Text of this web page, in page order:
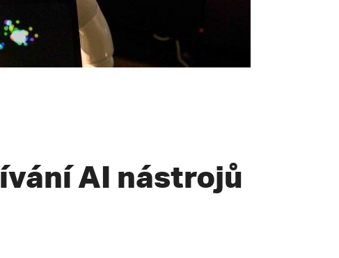
AI nástrojů